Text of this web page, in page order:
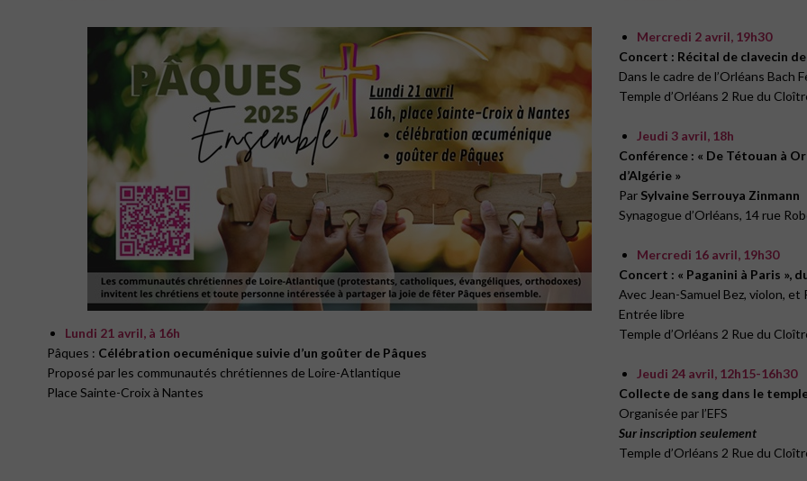
Lundi 21 avril, à 16h
Pâques : Célébration oecuménique suivie d’un goûter de Pâques
Proposé par les communautés chrétiennes de Loire-Atlantique
Place Sainte-Croix à Nantes
Mercredi 2 avril, 19h30
Concert : Récital de clavecin
Dans le cadre de l’Orléans Bach
Temple d’Orléans 2 Rue du
Jeudi 3 avril, 18h
Conférence : « De Tétouan à
d’Algérie »
Par Sylvaine Serrouya Zinmann
Synagogue d’Orléans, 14 rue
Mercredi 16 avril, 19h30
Concert : « Paganini à Paris »,
Avec Jean-Samuel Bez, violon, et
Entrée libre
Temple d’Orléans 2 Rue du
Jeudi 24 avril, 12h15-16h30
Collecte de sang dans le
Organisée par l’EFS
Sur inscription seulement
Temple d’Orléans 2 Rue du